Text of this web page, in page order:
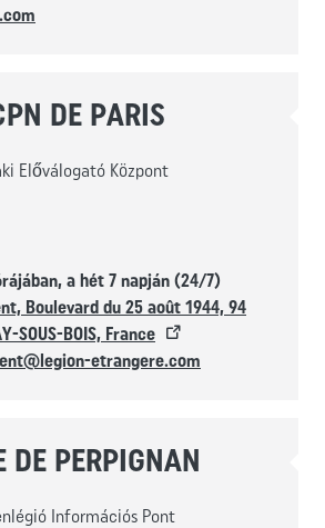
DE PARIS
Előválogató Központ
a hét 7 napján (24/7)
Boulevard du 25 août 1944, 94
SOUS-BOIS, France
etrangere.com
DE PERPIGNAN
Információs Pont